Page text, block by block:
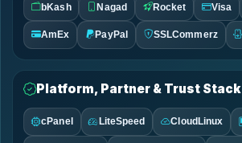
bKash Nagad Rocket Visa
AmEx PayPal SSLCommerz
Platform, Partner & Trust Stack
cPanel LiteSpeed CloudLinux